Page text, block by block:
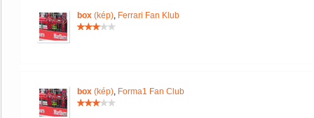
box (kép), Ferrari Fan Klub
box (kép), Forma1 Fan Club